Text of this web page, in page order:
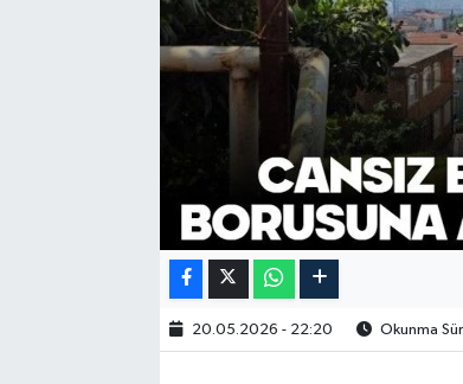
20.05.2026 - 22:20 Okunma